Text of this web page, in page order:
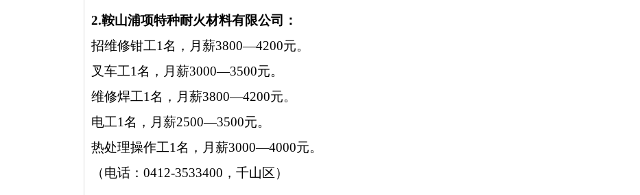
2.鞍山浦项特种耐火材料有限公司：
招维修钳工1名，月薪3800—4200元。
叉车工1名，月薪3000—3500元。
维修焊工1名，月薪3800—4200元。
电工1名，月薪2500—3500元。
热处理操作工1名，月薪3000—4000元。
（电话：0412-3533400，千山区）